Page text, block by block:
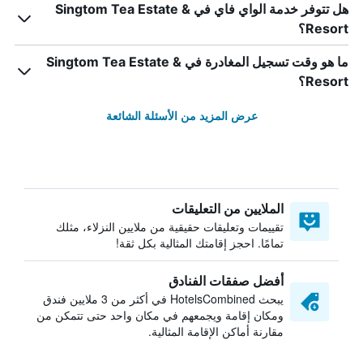
هل تتوفر خدمة الواي فاي في Singtom Tea Estate &
Resort؟
ما هو وقت تسجيل المغادرة في Singtom Tea Estate &
Resort؟
عرض المزيد من الأسئلة الشائعة
الملايين من التعليقات
تقييمات وتعليقات حقيقية من ملايين النزلاء، مثلك
تمامًا. احجز إقامتك المثالية بكل ثقة!
أفضل صفقات الفنادق
يبحث HotelsCombined في أكثر من 3 ملايين فندق
ومكان إقامة ويجمعهم في مكان واحد حتى تتمكن من
مقارنة أماكن الإقامة المثالية.